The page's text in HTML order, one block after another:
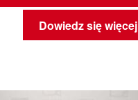
Dowiedz się więcej